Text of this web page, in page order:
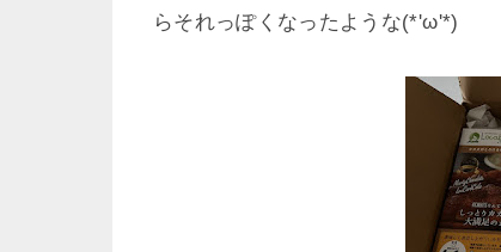
らそれっぽくなったような(*'ω'*)